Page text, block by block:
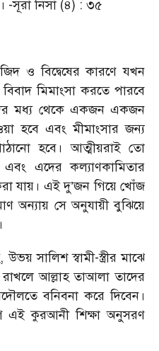
-সূরা নিসা (৪) : ৩৫
জিদ ও বিদ্বেষের কারণে যখন
মিমাংসা করতে পারবে
মধ্য থেকে একজন একজন
হবে এবং মীমাংসার জন্য
হবে। আত্মীয়রাই তো
এদের কল্যাণকামিতার
যায়। এই দু’জন গিয়ে খোঁজ
অন্যায় সে অনুযায়ী বুঝিয়ে
সালিশ স্বামী-স্ত্রীর মাঝে
রাখলে আল্লাহ তাআলা তাদের
বনিবনা করে দিবেন।
এই কুরআনী শিক্ষা অনুসরণ